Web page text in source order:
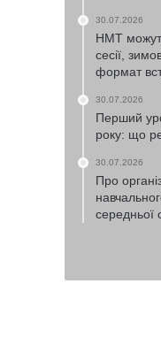
30.07.2026
НМТ
сесії,
формат
30.07.2026
Перший
року: що
30.07.2026
Про
середньої